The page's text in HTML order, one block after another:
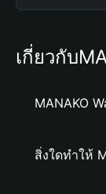
เกี่ยวกับ
MANAKO
สิ่งใดทำให้